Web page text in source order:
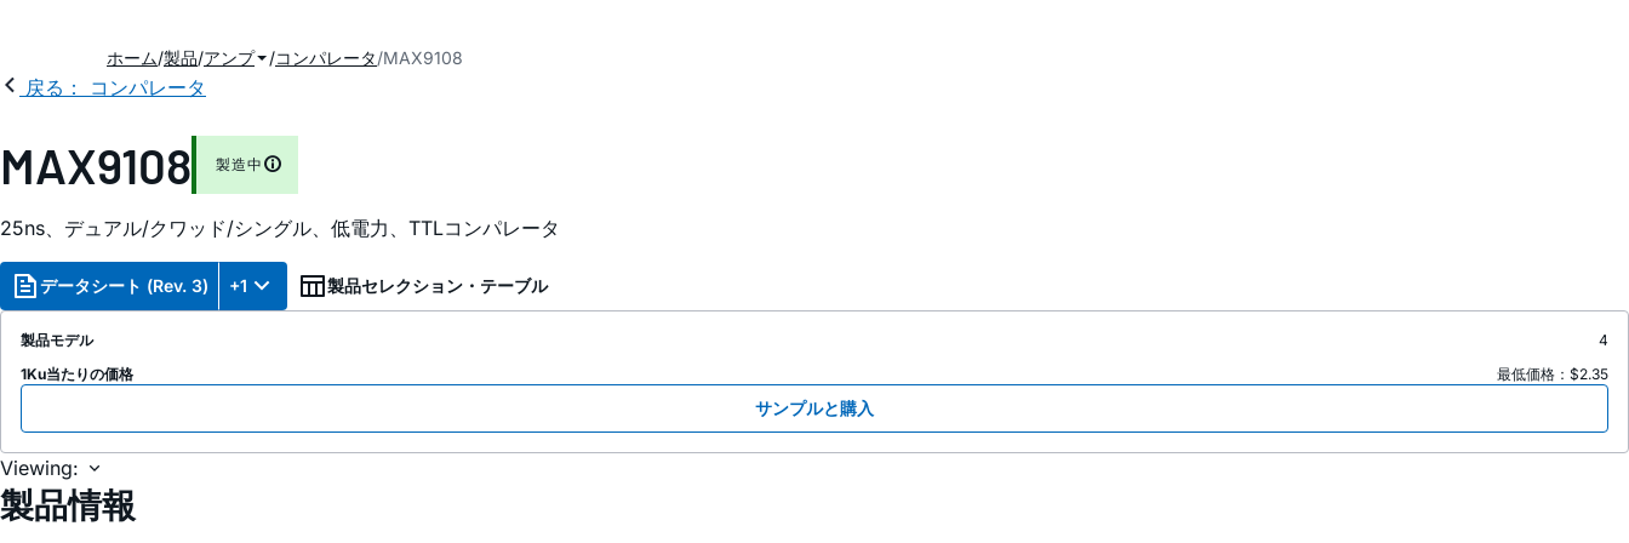
ホーム 製品 アンプ コンパレータ MAX9108
戻る： コンパレータ
MAX9108 製造中
25ns、デュアル/クワッド/シングル、低電力、TTLコンパレータ
データシート (Rev. 3) +1 製品セレクション・テーブル
製品モデル
4
1Ku当たりの価格
最低価格：$2.35
サンプルと購入
Viewing:
製品情報